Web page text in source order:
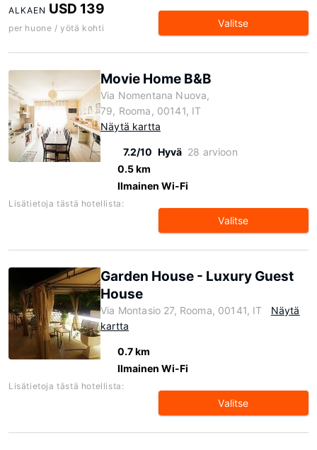
ALKAEN USD 139
per huone / yötä kohti Valitse
Movie Home B&B
Via Nomentana Nuova,
79, Rooma, 00141, IT
Näytä kartta
7.2/10 Hyvä 28 arvioon
0.5 km
Ilmainen Wi-Fi
Lisätietoja tästä hotellista:
Valitse
Garden House - Luxury Guest
House
Via Montasio 27, Rooma, 00141, IT
Näytä
kartta
0.7 km
Ilmainen Wi-Fi
Lisätietoja tästä hotellista:
Valitse